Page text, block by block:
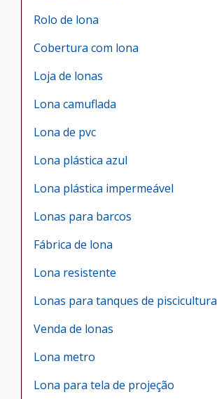
Rolo de lona
Cobertura com lona
Loja de lonas
Lona camuflada
Lona de pvc
Lona plástica azul
Lona plástica impermeável
Lonas para barcos
Fábrica de lona
Lona resistente
Lonas para tanques de piscicultura
Venda de lonas
Lona metro
Lona para tela de projeção